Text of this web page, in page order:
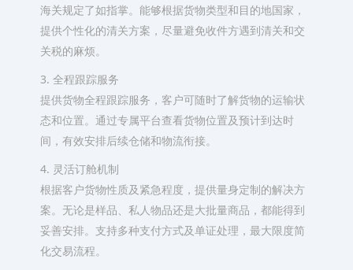
海关规定了如指掌。能够根据货物类型和目的地国家，
提供个性化的清关方案，尽量避免收件方遇到清关和交
关税的麻烦。
3. 全程跟踪服务
提供货物全程跟踪服务，客户可随时了解货物的运输状
态和位置。通过专属平台查看货物位置及预计到达时
间，有效安排后续仓储和物流衔接。
4. 灵活订舱机制
根据客户货物性质及紧急程度，提供量身定制的解决方
案。无论是样品、私人物品还是大批量商品，都能得到
妥善安排。支持多种支付方式及单证处理，最大限度简
化交易流程。